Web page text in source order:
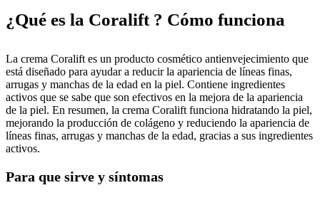
¿Qué es la Coralift ? Cómo funciona
La crema Coralift es un producto cosmético antienvejecimiento que
está diseñado para ayudar a reducir la apariencia de líneas finas,
arrugas y manchas de la edad en la piel. Contiene ingredientes
activos que se sabe que son efectivos en la mejora de la apariencia
de la piel. En resumen, la crema Coralift funciona hidratando la piel,
mejorando la producción de colágeno y reduciendo la apariencia de
líneas finas, arrugas y manchas de la edad, gracias a sus ingredientes
activos.
Para que sirve y síntomas